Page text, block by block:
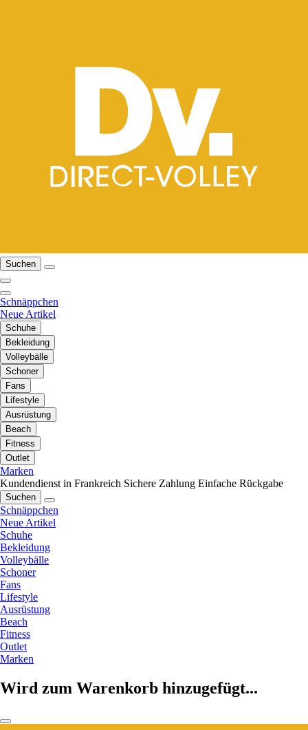
Suchen
Schnäppchen
Neue Artikel
Schuhe
Bekleidung
Volleybälle
Schoner
Fans
Lifestyle
Ausrüstung
Beach
Fitness
Outlet
Marken
Kundendienst in Frankreich Sichere Zahlung Einfache Rückgabe
Suchen
Schnäppchen
Neue Artikel
Schuhe
Bekleidung
Volleybälle
Schoner
Fans
Lifestyle
Ausrüstung
Beach
Fitness
Outlet
Marken
Wird zum Warenkorb hinzugefügt...